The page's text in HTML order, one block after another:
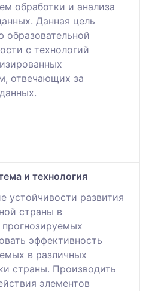
обработки и анализа
Данная цель
образовательной
с технологий
отвечающих за
и технология
устойчивости развития
страны в
эффективность
в различных
страны. Производить
элементов